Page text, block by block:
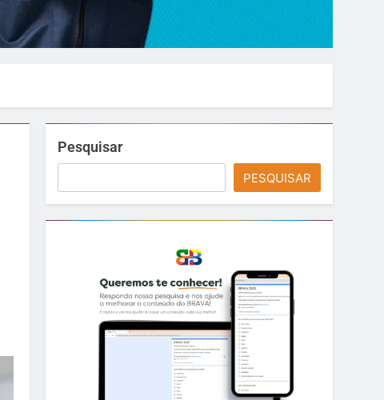
Pesquisar
PESQUISAR